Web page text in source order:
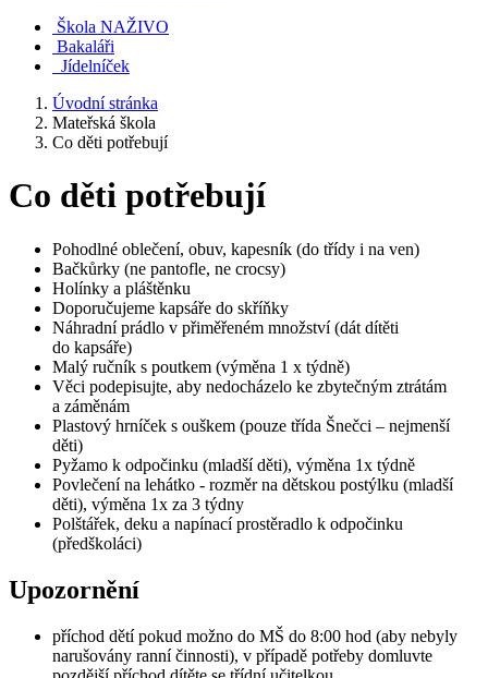
Škola NAŽIVO
Bakaláři
Jídelníček
Úvodní stránka
Mateřská škola
Co děti potřebují
Co děti potřebují
Pohodlné oblečení, obuv, kapesník (do třídy i na ven)
Bačkůrky (ne pantofle, ne crocsy)
Holínky a pláštěnku
Doporučujeme kapsáře do skříňky
Náhradní prádlo v přiměřeném množství (dát dítěti
do kapsáře)
Malý ručník s poutkem (výměna 1 x týdně)
Věci podepisujte, aby nedocházelo ke zbytečným ztrátám
a záměnám
Plastový hrníček s ouškem (pouze třída Šnečci – nejmenší
děti)
Pyžamo k odpočinku (mladší děti), výměna 1x týdně
Povlečení na lehátko - rozměr na dětskou postýlku (mladší
děti), výměna 1x za 3 týdny
Polštářek, deku a napínací prostěradlo k odpočinku
(předškoláci)
Upozornění
příchod dětí pokud možno do MŠ do 8:00 hod (aby nebyly
narušovány ranní činnosti), v případě potřeby domluvte